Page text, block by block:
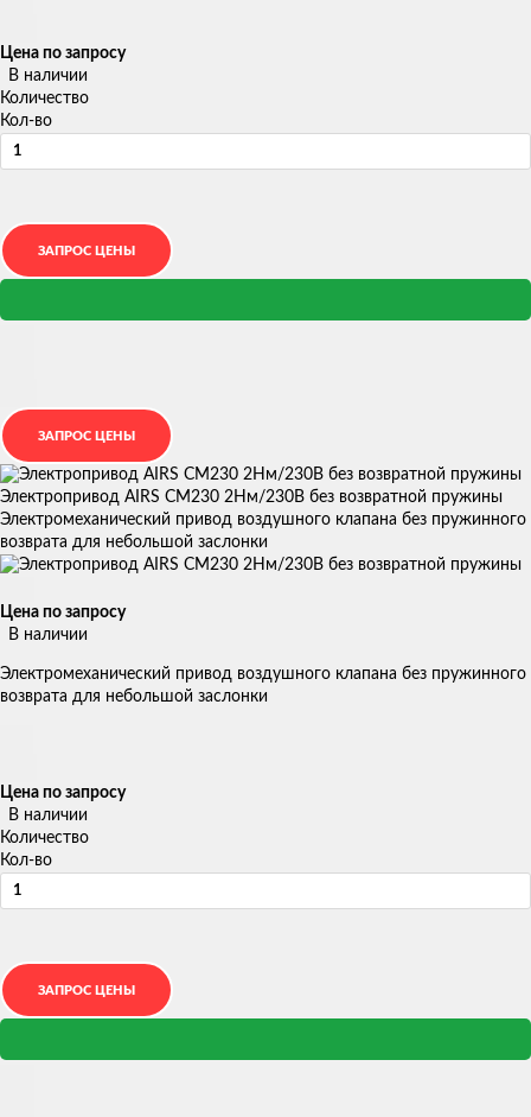
Цена по запросу
В наличии
Количество
Кол-во
Электропривод AIRS CM230 2Нм/230В без возвратной пружины
Электромеханический привод воздушного клапана без пружинного
возврата для небольшой заслонки
Цена по запросу
В наличии
Электромеханический привод воздушного клапана без пружинного
возврата для небольшой заслонки
Цена по запросу
В наличии
Количество
Кол-во